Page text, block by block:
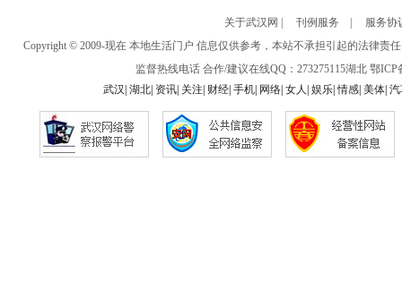
关于武汉网 刊例服务
服务协
Copyright © 2009-现在 本地生活门户 信息仅供参考，本站不承担引起的法律
监督热线电话 合作/建议在线QQ：273275115湖北 鄂ICP
武汉 湖北| 资讯| 关注 财经| 手机| 网络| 女人 娱乐|情感| 美体| 汽